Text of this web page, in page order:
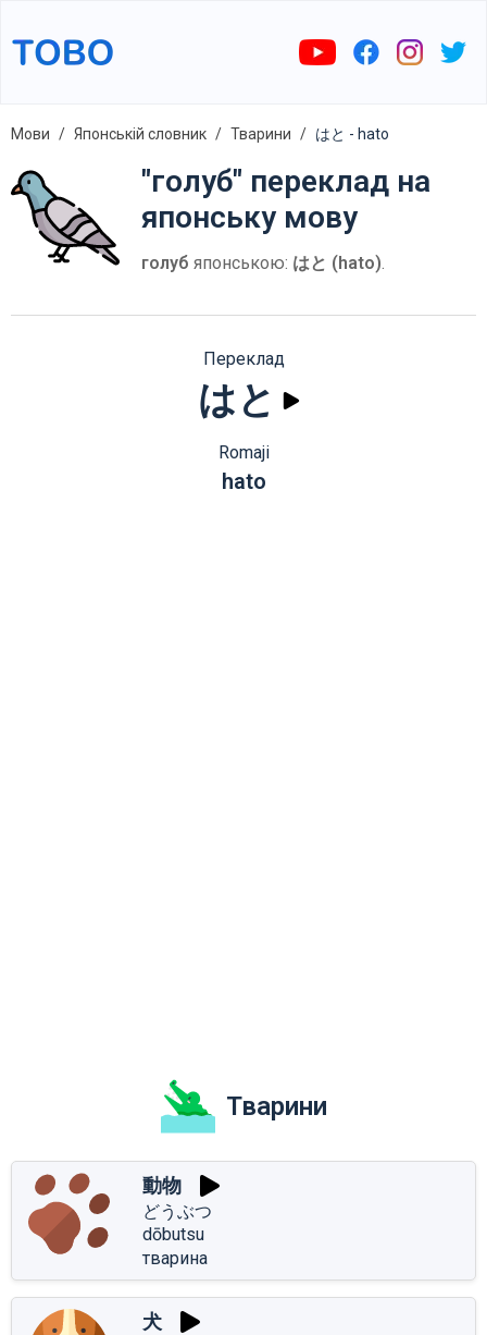
Мови Японській словник Тварини はと - hato
"голуб" переклад на
японську мову
голуб японською: はと (hato).
Переклад
はと
Romaji
hato
Тварини
動物
どうぶつ
dōbutsu
тварина
犬